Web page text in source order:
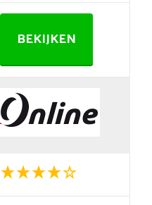
BEKIJKEN